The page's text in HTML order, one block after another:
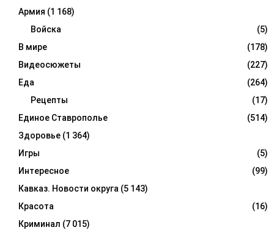
Армия (1 168)
Войска
(5)
В мире
(178)
Видеосюжеты
(227)
Еда
(264)
Рецепты
(17)
Единое Ставрополье
(514)
Здоровье (1 364)
Игры
(5)
Интересное
(99)
Кавказ. Новости округа (5 143)
Красота
(16)
Криминал (7 015)